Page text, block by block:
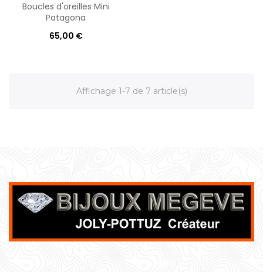
Boucles d'oreilles Mini
Patagona
65,00 €
Affichage 1-7 de 7 article(s)